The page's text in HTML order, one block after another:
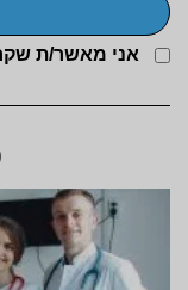
אני מאשר/ת